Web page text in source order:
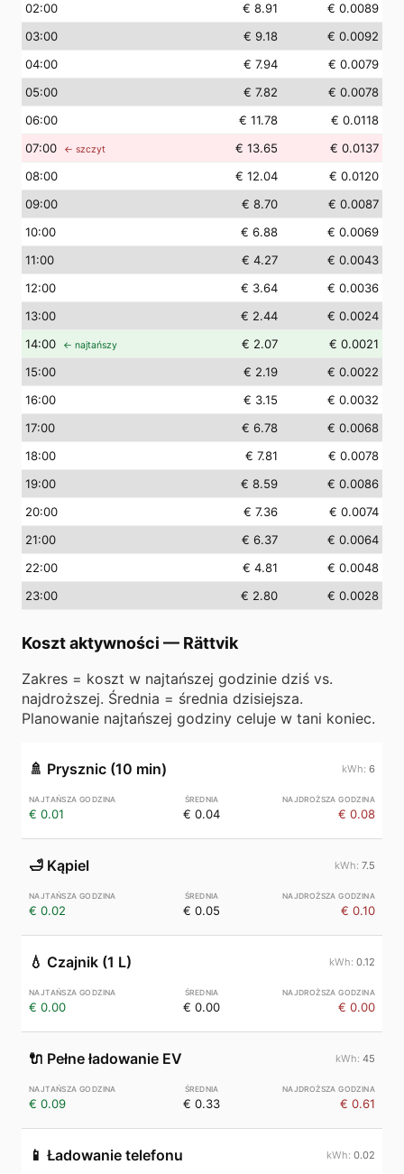
02:00 € 8.91
€ 0.0089
03:00 € 9.18
€ 0.0092
04:00 € 7.94
€ 0.0079
05:00 € 7.82
€ 0.0078
06:00 € 11.78
€ 0.0118
07:00 ← szczyt € 13.65
€ 0.0137
08:00 € 12.04
€ 0.0120
09:00 € 8.70
€ 0.0087
10:00 € 6.88
€ 0.0069
11:00 € 4.27
€ 0.0043
12:00 € 3.64
€ 0.0036
13:00 € 2.44
€ 0.0024
14:00 ← najtańszy € 2.07
€ 0.0021
15:00 € 2.19
€ 0.0022
16:00 € 3.15
€ 0.0032
17:00 € 6.78
€ 0.0068
18:00 € 7.81
€ 0.0078
19:00 € 8.59
€ 0.0086
20:00 € 7.36
€ 0.0074
21:00 € 6.37
€ 0.0064
22:00 € 4.81
€ 0.0048
23:00 € 2.80 € 0.0028
Koszt aktywności — Rättvik
Zakres = koszt w najtańszej godzinie dziś vs.
najdroższej. Średnia = średnia dzisiejsza.
Planowanie najtańszej godziny celuje w tani koniec.
🚿 Prysznic (10 min) 6
€ 0.01 € 0.04 € 0.08
🛁 Kąpiel 7.5
€ 0.02 € 0.05 € 0.10
💧 Czajnik (1 L) 0.12
€ 0.00 € 0.00 € 0.00
🔌 Pełne ładowanie EV 45
€ 0.09 € 0.33 € 0.61
📱 Ładowanie telefonu 0.02